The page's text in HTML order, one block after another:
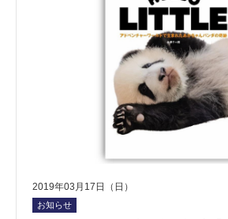
2019年03月17日（日）
お知らせ